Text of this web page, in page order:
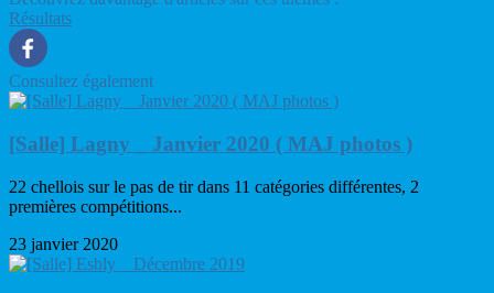
Résultats
Consultez également
[Salle] Lagny _ Janvier 2020 ( MAJ photos )
22 chellois sur le pas de tir dans 11 catégories différentes, 2
premières compétitions...
23 janvier 2020